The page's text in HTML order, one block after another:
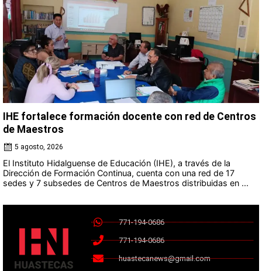
IHE fortalece formación docente con red de Centros
de Maestros
5 agosto, 2026
El Instituto Hidalguense de Educación (IHE), a través de la
Dirección de Formación Continua, cuenta con una red de 17
sedes y 7 subsedes de Centros de Maestros distribuidas en ...
771-194-0686
771-194-0686
huastecanews@gmail.com